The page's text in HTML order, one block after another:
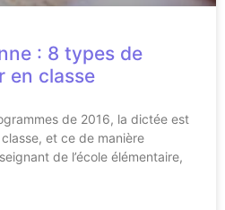
: 8 types de
en classe
de 2016, la dictée est
et ce de manière
de l’école élémentaire,